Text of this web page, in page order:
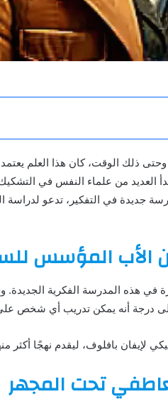
ذلك الوقت، كان هذا العلم
العديد من علماء النفس في
جديدة في التفكير، تدعو
الأب المؤسس
هذه المدرسة الفكرية الجديدة.
إلى درجة أنه يمكن تدريب أي شخص
لإيفان بافلوف، ليقدم نهجًا
تحت المجهر